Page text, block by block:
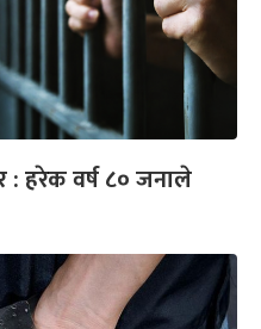
: हरेक वर्ष ८० जनाले